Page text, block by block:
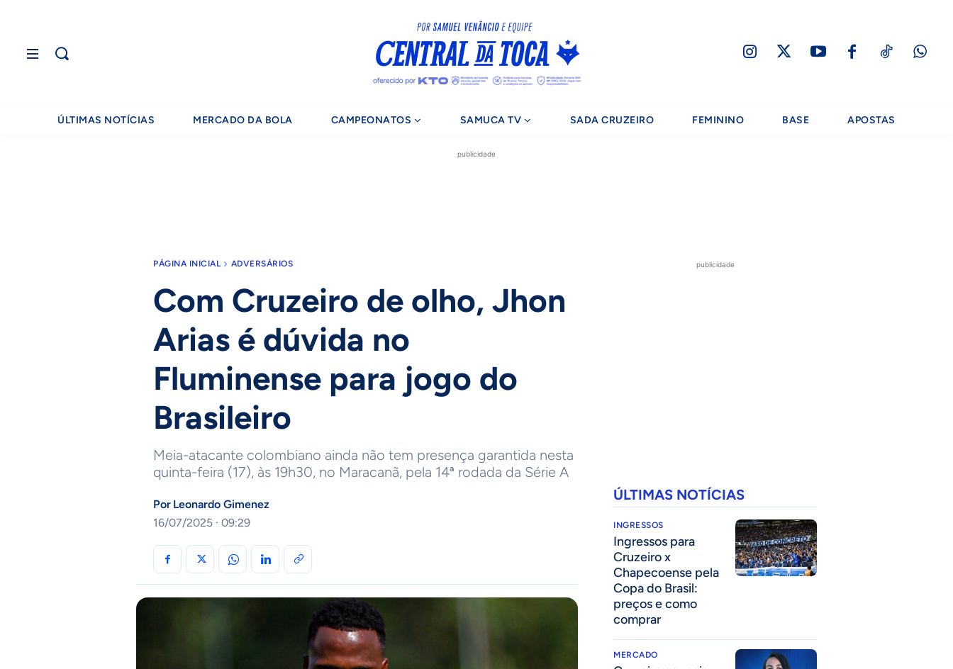
ÚLTIMAS NOTÍCIAS MERCADO DA BOLA CAMPEONATOS SAMUCA TV SADA CRUZEIRO FEMININO BASE APOSTAS
publicidade
PÁGINA INICIAL ADVERSÁRIOS
Com Cruzeiro de olho, Jhon
Arias é dúvida no
Fluminense para jogo do
Brasileiro
Meia-atacante colombiano ainda não tem presença garantida nesta
quinta-feira (17), às 19h30, no Maracanã, pela 14ª rodada da Série A
Por Leonardo Gimenez
16/07/2025 · 09:29
publicidade
ÚLTIMAS NOTÍCIAS
INGRESSOS
Ingressos para
Cruzeiro x
Chapecoense pela
Copa do Brasil:
preços e como
comprar
MERCADO